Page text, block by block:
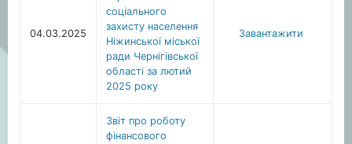
04.03.2025
соціального
захисту населення
Ніжинської міської
ради Чернігівської
області за лютий
2025 року
Завантажити
Звіт про роботу
фінансового